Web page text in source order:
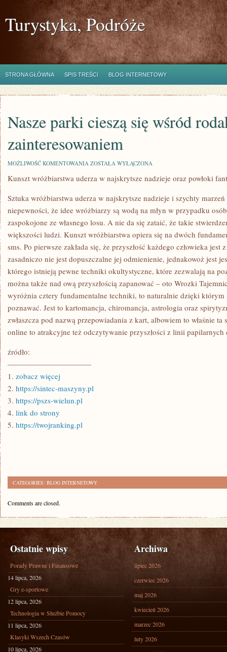
Turystyka, Podróże
STRONA GŁÓWNA SPIS TREŚCI BLOG INTERNETOWY
Nasze parki cieszą się wśród
zainteresowaniem
MOŻLIWOŚĆ KOMENTOWANIA NASZE
CIESZĄ
RODAKÓW
ISTOTNYM
ZAINTERESOWANIEM
ZOSTAŁA WYŁĄCZONA
Kunszt wróżbiarstwa uderza w najskrytsze nadzieje oraz powłoki
Sztuka wróżbiarstwa uderza w najskrytsze nadzieje i szychty
niepewności, że idee wróżbiarzy są wodą na młyn w przypadku
zaspokojone ze własnego losu. A nie da się zataić, że takie
większości ludzi. Kunszt wróżbiarstwa opiera się na dwóch
sms. Po pierwsze zakłada się, że przyszłość każdego człowieka
zasadniczo nie jest dopuszczalne jej odmienienie, jednakowoż jest
którego istnieją pewne techniki okultystyczne, które zezwalają na
można także nad ową przyszłością zapanować – oto Wrozki
wyróżnia cztery fundamentalne techniki, to naturalnie dzięki którym
poznawać. Jest to kartomancja, chiromancja, astrologia oraz
zwłaszcza pod nazwą przepowiadania z kart, albowiem to właśnie
online to atrakcyjne też odczytywanie przyszłości z linii papilarnych
źródło:
———————————
1. zobacz więcej
2. https://sintec-maszyny.pl
3. https://pszs-wielun.pl
4. link do strony
5. https://twojranking.pl
CATEGORIES: BLOG INTERNETOWY
Comments are closed.
Ostatnie wpisy
Porady Prawne i Finansowe
14 lipca, 2026
Gry e-sportowe
12 lipca, 2026
Technologia w Służbie Pomocy
11 lipca, 2026
Klasyki Wszech Czasów
10 lipca, 2026
Archiwa
lipiec 2026
czerwiec 2026
maj 2026
kwiecień 2026
marzec 2026
luty 2026